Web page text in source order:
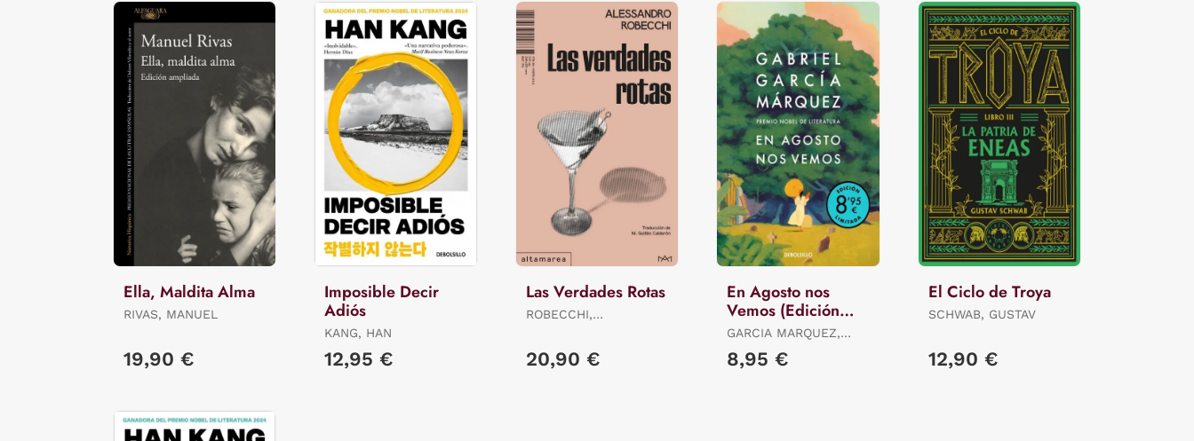
Ella, Maldita Alma
RIVAS, MANUEL
19,90 €
Imposible Decir
Adiós
KANG, HAN
12,95 €
Las Verdades Rotas
ROBECCHI,
20,90 €
En Agosto nos
Vemos (Edición
Limitada)
GARCIA MARQUEZ,
GABRIEL
8,95 €
El Ciclo de Troya
SCHWAB, GUSTAV
12,90 €